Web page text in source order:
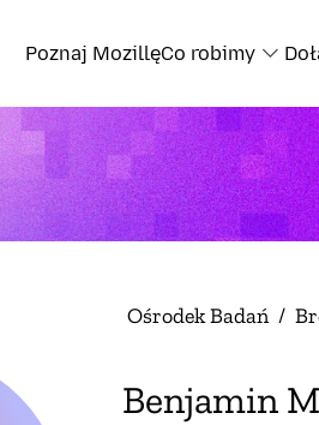
Poznaj MozillęCo robimy
Ośrodek Badań /
Benjamin